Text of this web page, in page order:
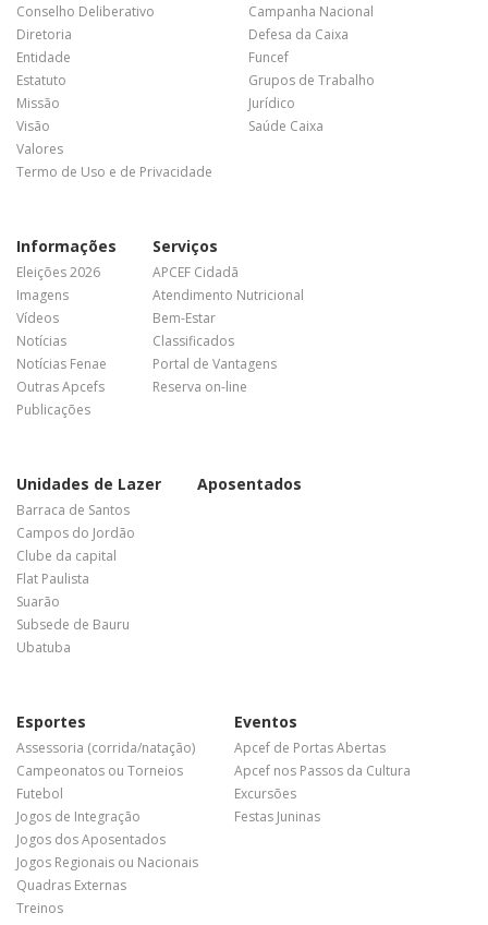
Conselho Deliberativo
Diretoria
Entidade
Estatuto
Missão
Visão
Valores
Termo de Uso e de Privacidade
Campanha Nacional
Defesa da Caixa
Funcef
Grupos de Trabalho
Jurídico
Saúde Caixa
Informações
Eleições 2026
Imagens
Vídeos
Notícias
Notícias Fenae
Outras Apcefs
Publicações
Serviços
APCEF Cidadã
Atendimento Nutricional
Bem-Estar
Classificados
Portal de Vantagens
Reserva on-line
Unidades de Lazer
Barraca de Santos
Campos do Jordão
Clube da capital
Flat Paulista
Suarão
Subsede de Bauru
Ubatuba
Aposentados
Esportes
Assessoria (corrida/natação)
Campeonatos ou Torneios
Futebol
Jogos de Integração
Jogos dos Aposentados
Jogos Regionais ou Nacionais
Quadras Externas
Treinos
Eventos
Apcef de Portas Abertas
Apcef nos Passos da Cultura
Excursões
Festas Juninas